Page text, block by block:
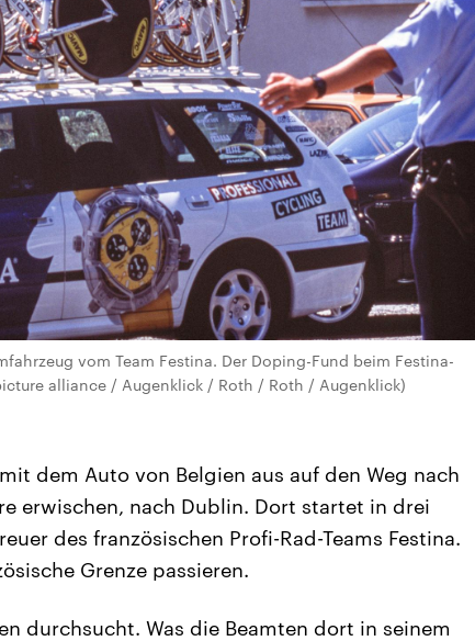
vom Team Festina. Der Doping-Fund beim Festina-
alliance / Augenklick / Roth / Roth / Augenklick)
dem Auto von Belgien aus auf den Weg nach
erwischen, nach Dublin. Dort startet in drei
des französischen Profi-Rad-Teams Festina.
Grenze passieren.
durchsucht. Was die Beamten dort in seinem